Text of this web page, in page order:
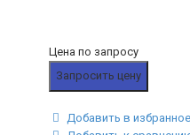
Цена по запросу
Запросить цену
Добавить в избранное